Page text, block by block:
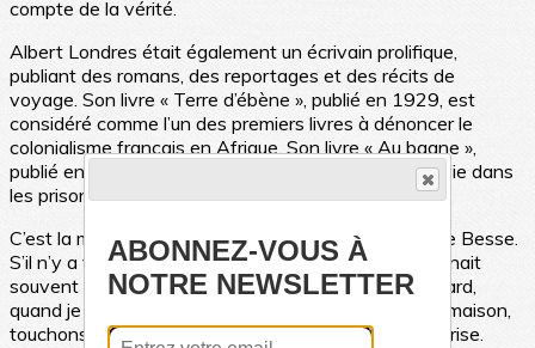
compte de la vérité.
Albert Londres était également un écrivain prolifique,
publiant des romans, des reportages et des récits de
voyage. Son livre « Terre d’ébène », publié en 1929, est
considéré comme l’un des premiers livres à dénoncer le
colonialisme français en Afrique. Son livre « Au bagne »,
publié en 1923, a révélé les horribles conditions de vie dans
les prisons françaises.
C’est la maison qui l’a vu naître que nous visitions, rue Besse.
S’il n’y a vécu que les premiers mois de sa vie, il revenait
souvent rendre visite à ses grands-parents. « Plus tard,
quand je serai mort, on posera une plaque sur cette maison,
touchons du bois », avait-il lancé un jour à sa fille, Florise.
ABONNEZ-VOUS À
NOTRE NEWSLETTER